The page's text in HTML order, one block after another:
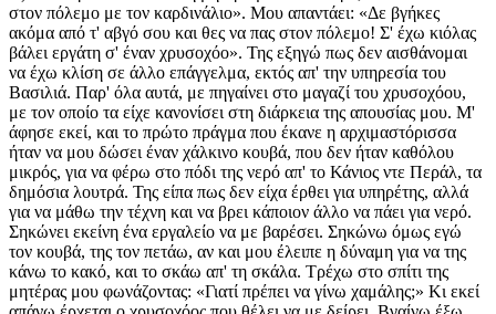
στον πόλεμο με τον καρδινάλιο». Μου απαντάει: «Δε βγήκες
ακόμα από τ' αβγό σου και θες να πας στον πόλεμο! Σ' έχω κιόλας
βάλει εργάτη σ' έναν χρυσοχόο». Της εξηγώ πως δεν αισθάνομαι
να έχω κλίση σε άλλο επάγγελμα, εκτός απ' την υπηρεσία του
Βασιλιά. Παρ' όλα αυτά, με πηγαίνει στο μαγαζί του χρυσοχόου,
με τον οποίο τα είχε κανονίσει στη διάρκεια της απουσίας μου. Μ'
άφησε εκεί, και το πρώτο πράγμα που έκανε η αρχιμαστόρισσα
ήταν να μου δώσει έναν χάλκινο κουβά, που δεν ήταν καθόλου
μικρός, για να φέρω στο πόδι της νερό απ' το Κάνιος ντε Περάλ, τα
δημόσια λουτρά. Της είπα πως δεν είχα έρθει για υπηρέτης, αλλά
για να μάθω την τέχνη και να βρει κάποιον άλλο να πάει για νερό.
Σηκώνει εκείνη ένα εργαλείο να με βαρέσει. Σηκώνω όμως εγώ
τον κουβά, της τον πετάω, αν και μου έλειπε η δύναμη για να της
κάνω το κακό, και το σκάω απ' τη σκάλα. Τρέχω στο σπίτι της
μητέρας μου φωνάζοντας: «Γιατί πρέπει να γίνω χαμάλης;» Κι εκεί